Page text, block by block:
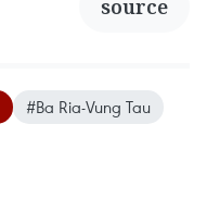
source
#Ba Ria-Vung Tau